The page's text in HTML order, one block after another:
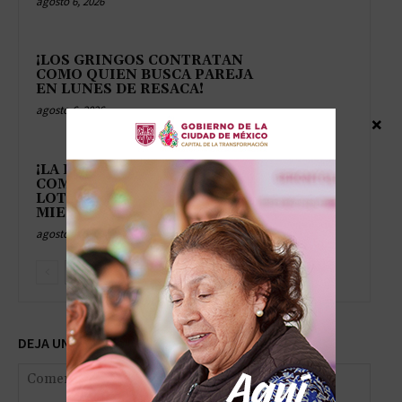
¡LOS GRINGOS CONTRATAN
COMO QUIEN BUSCA PAREJA
EN LUNES DE RESACA!
agosto 6, 2026
¡LA EUROZONA SE DISPARA
COMO QUIEN GANA LA
LOTERÍA PERO LE TIENEN
MIEDO A LA SUEGRA!
agosto 6, 2026
DEJA UNA RESPUESTA
×